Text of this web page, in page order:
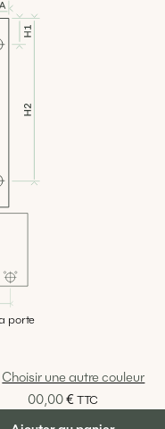
porte
Choisir une autre couleur
00,00€ TTC